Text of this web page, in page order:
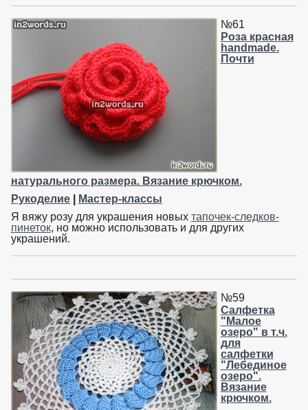
№61
Роза красная
handmade.
Почти
натурального размера. Вязание крючком.
Рукоделие|
Мастер-классы
Я вяжу розу для украшения новых тапочек-следков-
пинеток, но можно использовать и для других
украшений.
№59
Салфетка
"Малое
озеро" в т.ч.
для
салфетки
"Лебединое
озеро".
Вязание
крючком.